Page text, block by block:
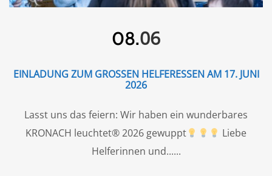
08.06
EINLADUNG ZUM GROSSEN HELFERESSEN AM 17. JUNI 2
026
Lasst uns das feiern: Wir haben ein wunderbares
KRONACH leuchtet® 2026 gewuppt
Liebe
Helferinnen und...